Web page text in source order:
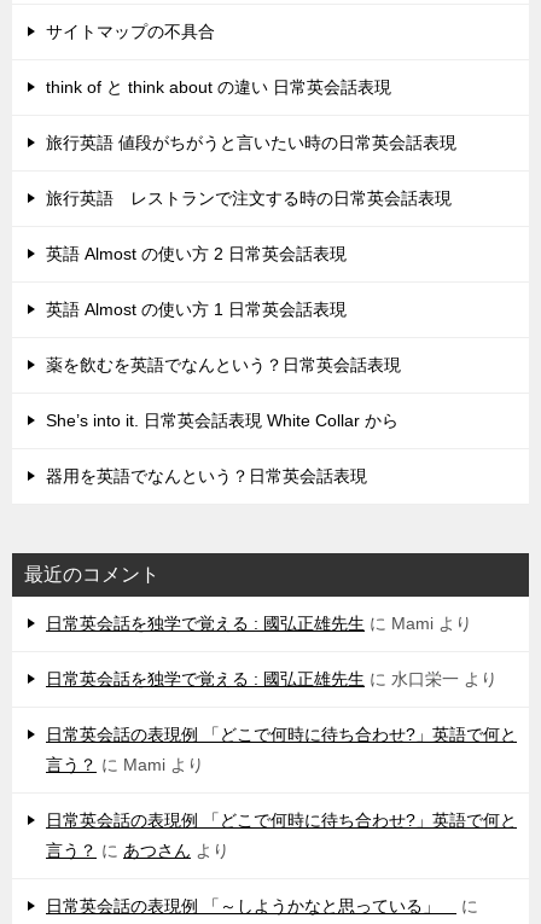
サイトマップの不具合
think of と think about の違い 日常英会話表現
旅行英語 値段がちがうと言いたい時の日常英会話表現
旅行英語 レストランで注文する時の日常英会話表現
英語 Almost の使い方 2 日常英会話表現
英語 Almost の使い方 1 日常英会話表現
薬を飲むを英語でなんという？日常英会話表現
She’s into it. 日常英会話表現 White Collar から
器用を英語でなんという？日常英会話表現
最近のコメント
日常英会話を独学で覚える : 國弘正雄先生 に Mami より
日常英会話を独学で覚える : 國弘正雄先生 に 水口栄一 より
日常英会話の表現例 「どこで何時に待ち合わせ?」英語で何と
言う？ に Mami より
日常英会話の表現例 「どこで何時に待ち合わせ?」英語で何と
言う？ に あつさん より
日常英会話の表現例 「～しようかなと思っている」
に